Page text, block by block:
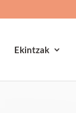
Ekintzak